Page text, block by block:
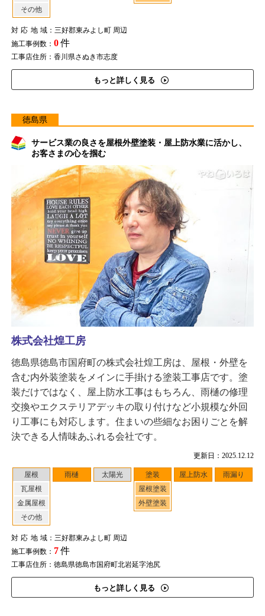
その他
対応地域：三好郡東みよし町 周辺
施工事例数： 0件
工事店住所：香川県さぬき市志度
もっと詳しく見る
徳島県
サービス業の良さを屋根外壁塗装・屋上防水業に活かし、
お客さまの心を掴む
更新日：2025.12.12
屋根
瓦屋根
金属屋根
その他
雨樋 太陽光
塗装
屋根塗装
外壁塗装
屋上防水 雨漏り
対応地域：三好郡東みよし町 周辺
施工事例数： 7件
工事店住所：徳島県徳島市国府町北岩延字池尻
もっと詳しく見る
株式会社煌工房
徳島県徳島市国府町の株式会社煌工房は、屋根・外壁を
含む内外装塗装をメインに手掛ける塗装工事店です。塗
装だけではなく、屋上防水工事はもちろん、雨樋の修理
交換やエクステリアデッキの取り付けなど小規模な外回
り工事にも対応します。住まいの些細なお困りごとを解
決できる人情味あふれる会社です。